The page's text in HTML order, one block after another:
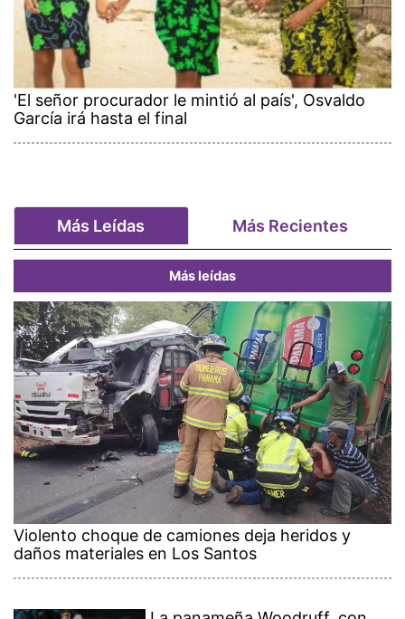
'El señor procurador le mintió al país', Osvaldo
García irá hasta el final
Más Leídas Más Recientes
Más leídas
Violento choque de camiones deja heridos y
daños materiales en Los Santos